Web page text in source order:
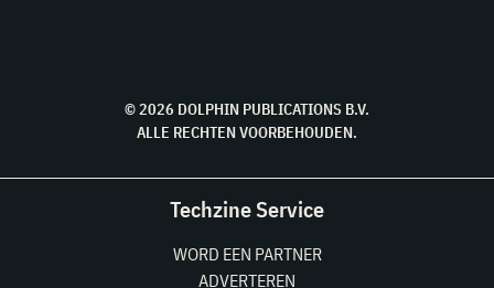
© 2026 DOLPHIN PUBLICATIONS B.V.
ALLE RECHTEN VOORBEHOUDEN.
Techzine Service
WORD EEN PARTNER
ADVERTEREN